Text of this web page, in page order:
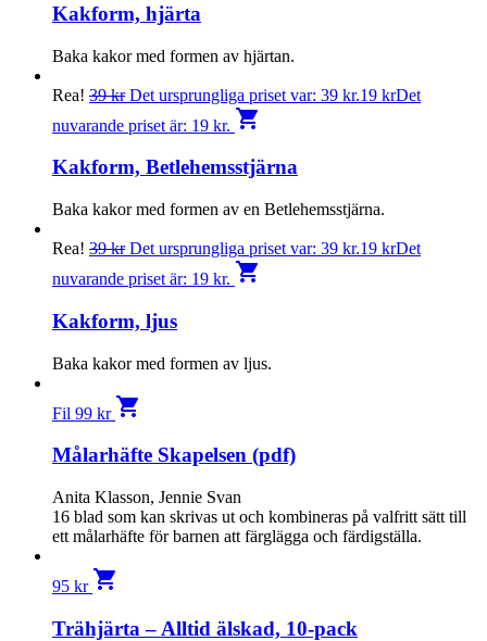
Kakform, hjärta
Baka kakor med formen av hjärtan.
Rea! 39kr Det ursprungliga priset var: 39 kr.19 krDet
nuvarande priset är: 19 kr. shopping_cart
Kakform, Betlehemsstjärna
Baka kakor med formen av en Betlehemsstjärna.
Rea! 39kr Det ursprungliga priset var: 39 kr.19 krDet
nuvarande priset är: 19 kr. shopping_cart
Kakform, ljus
Baka kakor med formen av ljus.
Fil 99 kr shopping_cart
Målarhäfte Skapelsen (pdf)
Anita Klasson, Jennie Svan
16 blad som kan skrivas ut och kombineras på valfritt sätt till
ett målarhäfte för barnen att färglägga och färdigställa.
95 kr shopping_cart
Trähjärta – Alltid älskad, 10-pack